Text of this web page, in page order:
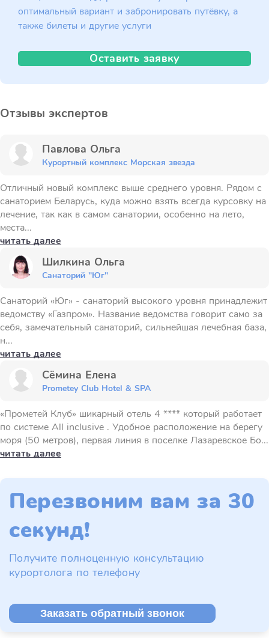
оптимальный вариант и забронировать путёвку, а
также билеты и другие услуги
Оставить заявку
Отзывы экспертов
Павлова Ольга
Курортный комплекс Морская звезда
Отличный новый комплекс выше среднего уровня. Рядом с
санаторием Беларусь, куда можно взять всегда курсовку на
лечение, так как в самом санатории, особенно на лето,
места...
читать далее
Шилкина Ольга
Санаторий "Юг"
Санаторий «Юг» - санаторий высокого уровня принадлежит
ведомству «Газпром». Название ведомства говорит само за
себя, замечательный санаторий, сильнейшая лечебная база,
н...
читать далее
Сёмина Елена
Prometey Club Hotel & SPA
«Прометей Клуб» шикарный отель 4 **** который работает
по системе All inclusive . Удобное расположение на берегу
моря (50 метров), первая линия в поселке Лазаревское Бо...
читать далее
Перезвоним вам за 30
секунд!
Получите полноценную консультацию
курортолога по телефону
Заказать обратный звонок